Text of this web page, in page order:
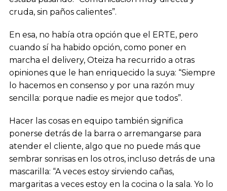
cruda, sin paños calientes”.
En esa, no había otra opción que el ERTE, pero
cuando sí ha habido opción, como poner en
marcha el delivery, Oteiza ha recurrido a otras
opiniones que le han enriquecido la suya: “Siempre
lo hacemos en consenso y por una razón muy
sencilla: porque nadie es mejor que todos”.
Hacer las cosas en equipo también significa
ponerse detrás de la barra o arremangarse para
atender el cliente, algo que no puede más que
sembrar sonrisas en los otros, incluso detrás de una
mascarilla: “A veces estoy sirviendo cañas,
margaritas a veces estoy en la cocina o la sala. Yo lo